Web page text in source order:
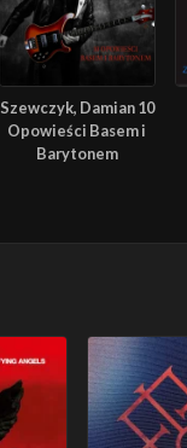
Szewczyk, Damian 10
Opowieści Basem i
Barytonem